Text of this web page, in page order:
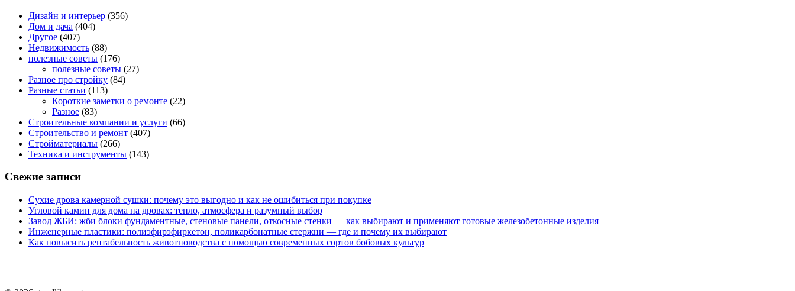
Дизайн и интерьер (356)
Дом и дача (404)
Другое (407)
Недвижимость (88)
полезные советы (176)
полезные советы (27)
Разное про стройку (84)
Разные статьи (113)
Короткие заметки о ремонте (22)
Разное (83)
Строительные компании и услуги (66)
Строительство и ремонт (407)
Стройматериалы (266)
Техника и инструменты (143)
Свежие записи
Сухие дрова камерной сушки: почему это выгодно и как не ошибиться при покупке
Угловой камин для дома на дровах: тепло, атмосфера и разумный выбор
Завод ЖБИ: жби блоки фундаментные, стеновые панели, откосные стенки — как выбирают и применяют готовые железобетонные изделия
Инженерные пластики: полиэфирэфиркетон, поликарбонатные стержни — где и почему их выбирают
Как повысить рентабельность животноводства с помощью современных сортов бобовых культур